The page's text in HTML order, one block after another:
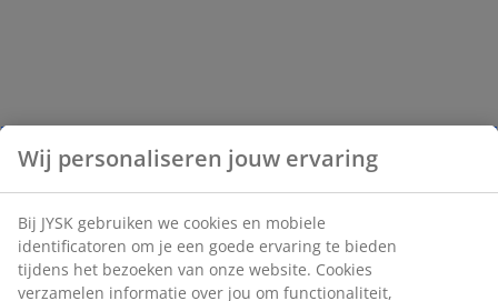
Wij personaliseren jouw ervaring
Bij JYSK gebruiken we cookies en mobiele
identificatoren om je een goede ervaring te bieden
tijdens het bezoeken van onze website. Cookies
verzamelen informatie over jou om functionaliteit,